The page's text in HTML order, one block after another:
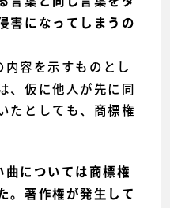
害になってしまうの
内容を示すものとし
、仮に他人が先に同
たとしても、商標権
については商標権
。著作権が発生して